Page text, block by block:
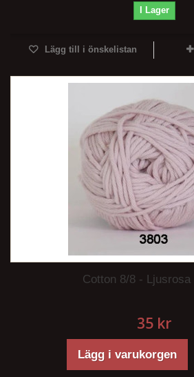
I Lager
Lägg till i önskelistan
Cotton 8/8 - Ljusrosa
35 kr
Lägg i varukorgen